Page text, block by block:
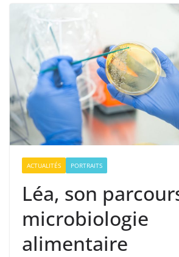
ACTUALITÉS PORTRAITS
Léa, son
microbiologie
alimentaire